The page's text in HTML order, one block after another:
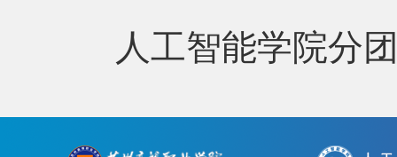
人工智能学院分